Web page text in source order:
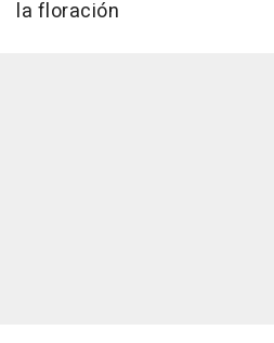
la floración